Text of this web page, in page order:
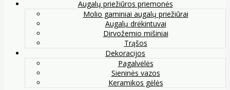
Augalų priežiūros priemonės
Molio gaminiai augalų priežiūrai
Augalų drėkintuvai
Dirvožemio mišiniai
Trąšos
Dekoracijos
Pagalvėlės
Sieninės vazos
Keramikos gėlės